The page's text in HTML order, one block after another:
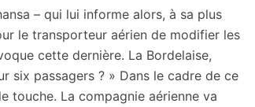
– qui lui informe alors, à sa plus
le transporteur aérien de modifier les
cette dernière. La Bordelaise,
six passagers ? » Dans le cadre de ce
touche. La compagnie aérienne va